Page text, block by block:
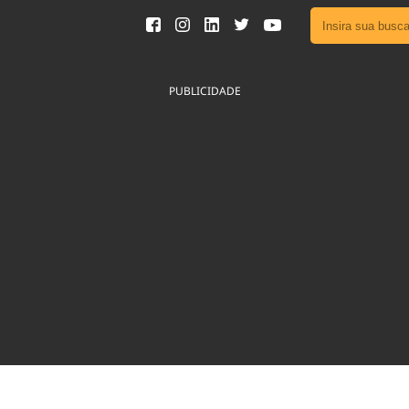
Ver
PUBLICIDADE